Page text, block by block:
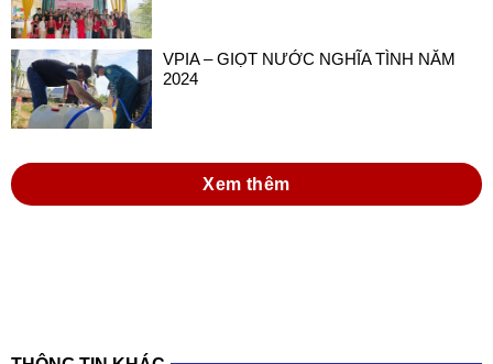
VPIA – GIỌT NƯỚC NGHĨA TÌNH NĂM
2024
Xem thêm